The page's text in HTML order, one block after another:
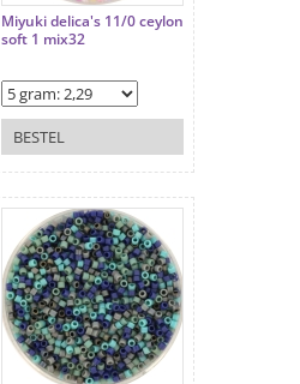
Miyuki delica's 11/0 ceylon
soft 1 mix32
BESTEL